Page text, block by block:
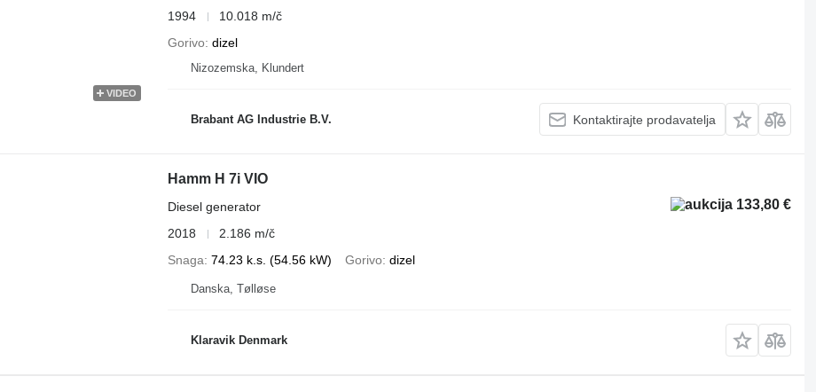
VIDEO
1994
10.018 m/č
Gorivo dizel
Nizozemska, Klundert
Brabant AG Industrie B.V. Kontaktirajte prodavatelja
Hamm H 7i VIO
133,80 €
Diesel generator
2018
2.186 m/č
Snaga 74.23 k.s. (54.56 kW) Gorivo dizel
Danska, Tølløse
Klaravik Denmark